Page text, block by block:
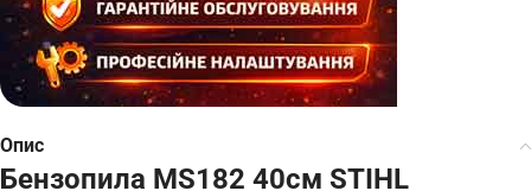
Опис
Бензопила MS182 40см STIHL